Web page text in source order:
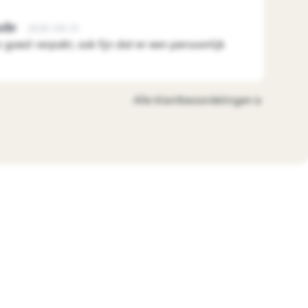
goed verpakt, ook fijn dat er een persoonlijk
Alle klantbeoordelingen